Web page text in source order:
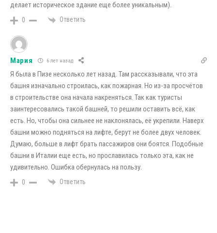
делает историческое здание еще более уникальным).
0 Ответить
Мария 6 лет назад
Я была в Пизе несколько лет назад. Там рассказывали, что эта
башня изначально строилась, как пожарная. Но из-за просчётов
в строительстве она начала накреняться. Так как туристы
заинтересовались такой башней, то решили оставить всё, как
есть. Но, чтобы она сильнее не наклонялась, её укрепили. Наверх
башни можно подняться на лифте, берут не более двух человек.
Думаю, больше в лифт брать пассажиров они боятся. Подобные
башни в Италии еще есть, но прославилась только эта, как не
удивительно. Ошибка обернулась на пользу.
0 Ответить